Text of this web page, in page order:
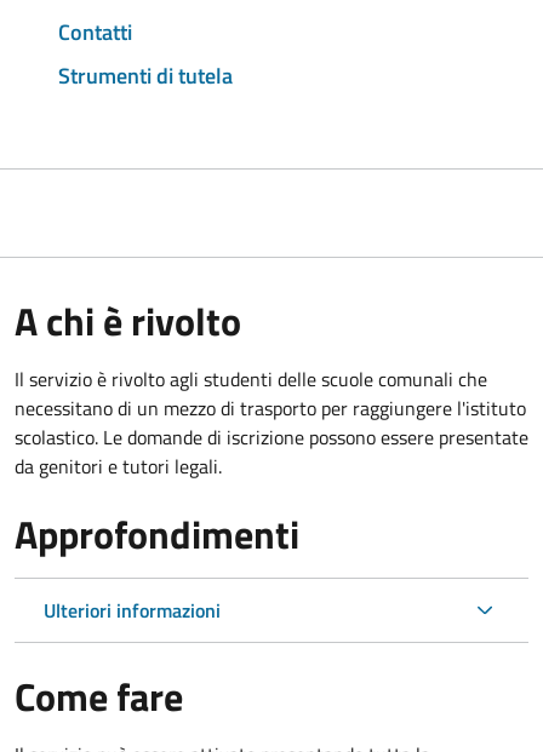
Contatti
Strumenti di tutela
A chi è rivolto
Il servizio è rivolto agli studenti delle scuole comunali che
necessitano di un mezzo di trasporto per raggiungere l'istituto
scolastico. Le domande di iscrizione possono essere presentate
da genitori e tutori legali.
Approfondimenti
Ulteriori informazioni
Come fare